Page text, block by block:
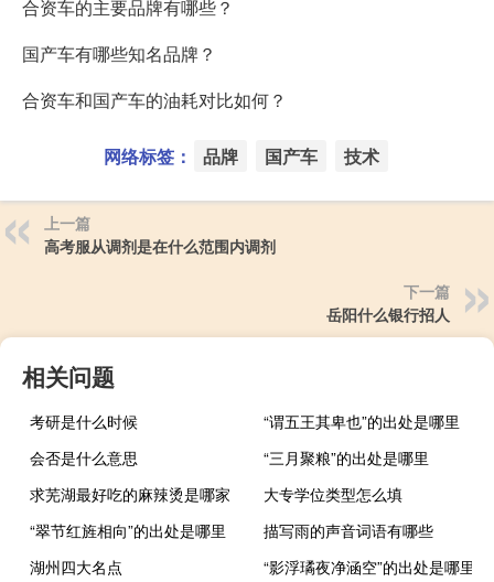
合资车的主要品牌有哪些？
国产车有哪些知名品牌？
合资车和国产车的油耗对比如何？
网络标签： 品牌 国产车 技术
上一篇
高考服从调剂是在什么范围内调剂
下一篇
岳阳什么银行招人
相关问题
考研是什么时候
“谓五王其卑也”的出处是哪里
会否是什么意思
“三月聚粮”的出处是哪里
求芜湖最好吃的麻辣烫是哪家
大专学位类型怎么填
“翠节红旌相向”的出处是哪里
描写雨的声音词语有哪些
湖州四大名点
“影浮璚夜净涵空”的出处是哪里